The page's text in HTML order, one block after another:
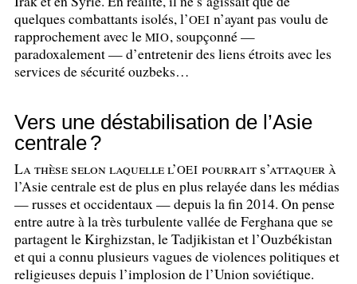
quelques combattants isolés, l’OEI n’ayant pas voulu de
rapprochement avec le MIO, soupçonné —
paradoxalement — d’entretenir des liens étroits avec les
services de sécurité ouzbeks…
Vers une déstabilisation de l’Asie
centrale?
La thèse selon laquelle l’OEI pourrait s’attaquer à
l’Asie centrale est de plus en plus relayée dans les médias
— russes et occidentaux — depuis la fin 2014. On pense
entre autre à la très turbulente vallée de Ferghana que se
partagent le Kirghizstan, le Tadjikistan et l’Ouzbékistan
et qui a connu plusieurs vagues de violences politiques et
religieuses depuis l’implosion de l’Union soviétique.